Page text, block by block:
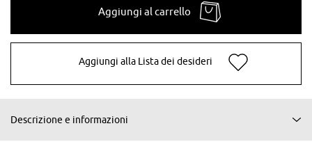
Aggiungi al carrello
Aggiungi alla Lista dei desideri
Descrizione e informazioni